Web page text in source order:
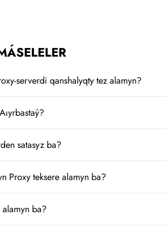
serverdi qanshalyqty tez alamyn?
satasyz ba?
Proxy teksere alamyn ba?
ba?